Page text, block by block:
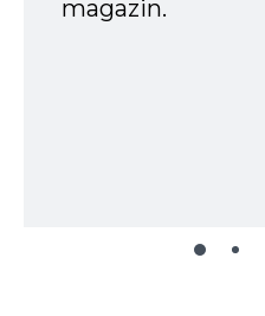
magazin.